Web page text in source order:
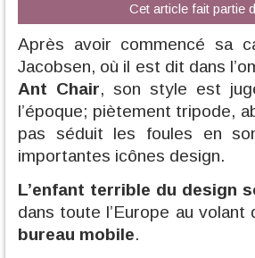
Cet article fait partie
Après avoir commencé sa
Jacobsen, où il est dit dans
Ant Chair, son style est
l’époque; piètement tripode,
pas séduit les foules en
importantes icônes design.
L’enfant terrible du design
dans toute l’Europe au
bureau mobile.